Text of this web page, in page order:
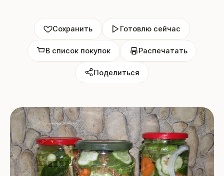
Сохранить Готовлю сейчас
В список покупок Распечатать
Поделиться